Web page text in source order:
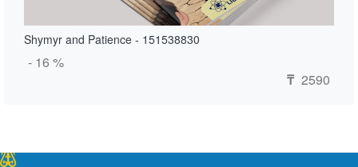
Shymyr and Patience - 151538830
- 16 %
₸ 2590